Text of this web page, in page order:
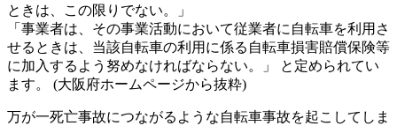
ときは、この限りでない。」
「事業者は、その事業活動において従業者に自転車を利用さ
せるときは、当該自転車の利用に係る自転車損害賠償保険等
に加入するよう努めなければならない。」 と定められてい
ます。 (大阪府ホームページから抜粋)
万が一死亡事故につながるような自転車事故を起こしてしま